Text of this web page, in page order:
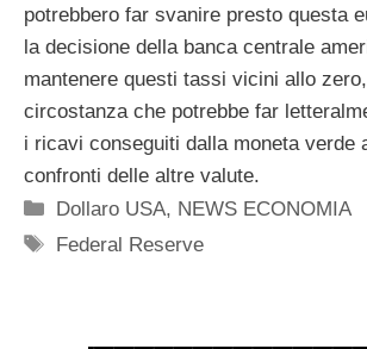
potrebbero far svanire presto questa
la decisione della banca centrale
mantenere questi tassi vicini allo
circostanza che potrebbe far
i ricavi conseguiti dalla moneta verde
confronti delle altre valute.
Categorie
Dollaro USA, NEWS ECONOMIA
Tag
Federal Reserve